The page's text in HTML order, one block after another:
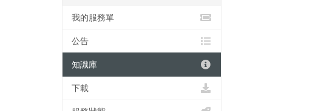
我的服務單
公告
知識庫
下載